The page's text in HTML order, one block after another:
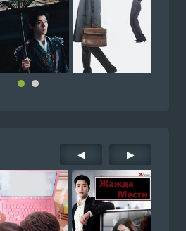
◀ ▶